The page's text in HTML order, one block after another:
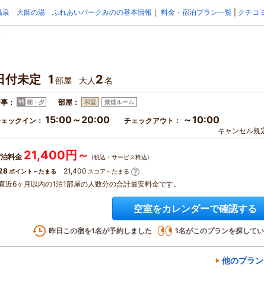
泉 大師の湯 ふれあいパークみのの基本情報 ｜ 料金・宿泊プラン一覧 クチコミ
付未定 1 部屋 大人 2名
： 朝・夕 部屋： 和室 禁煙ルーム
ックイン： 15:00～20:00 チェックアウト： ～10:00
キャンセル規
料金 21,400円～ (税込・サービス料込)
ポイント～たまる 21,400 スコア～たまる
近6ヶ月以内の1泊1部屋の人数分の合計最安料金です。
空室をカレンダーで確認する
昨日この宿を1名が予約しました 1名がこのプランを探して
他のプラ